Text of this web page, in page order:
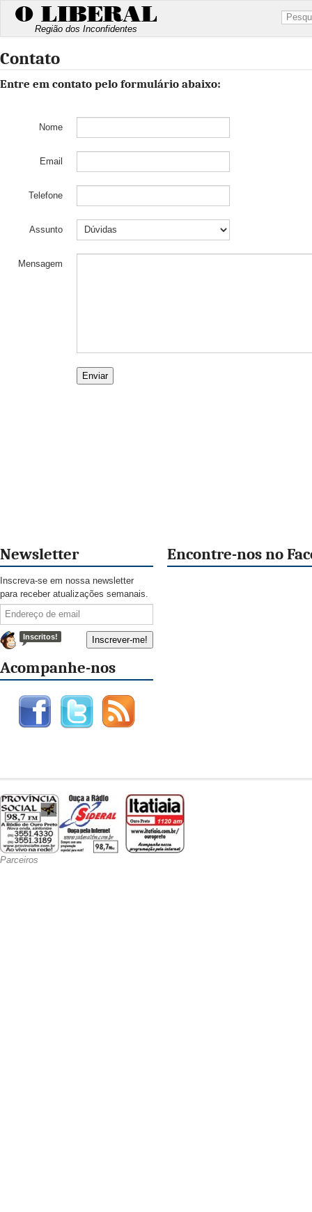
O LIBERAL
Região dos Inconfidentes
Contato
Entre em contato pelo formulário abaixo:
Nome
Email
Telefone
Assunto
Mensagem
Newsletter
Inscreva-se em nossa newsletter
para receber atualizações semanais.
Inscritos!
Acompanhe-nos
Encontre-nos no
Parceiros